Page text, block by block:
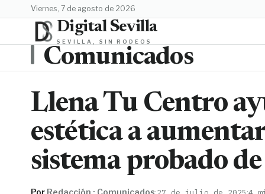
viernes, 7 de agosto de 2026
Digital Sevilla
SEVILLA, SIN RODEOS
Comunicados
Llena Tu Centro
estética a
sistema probado